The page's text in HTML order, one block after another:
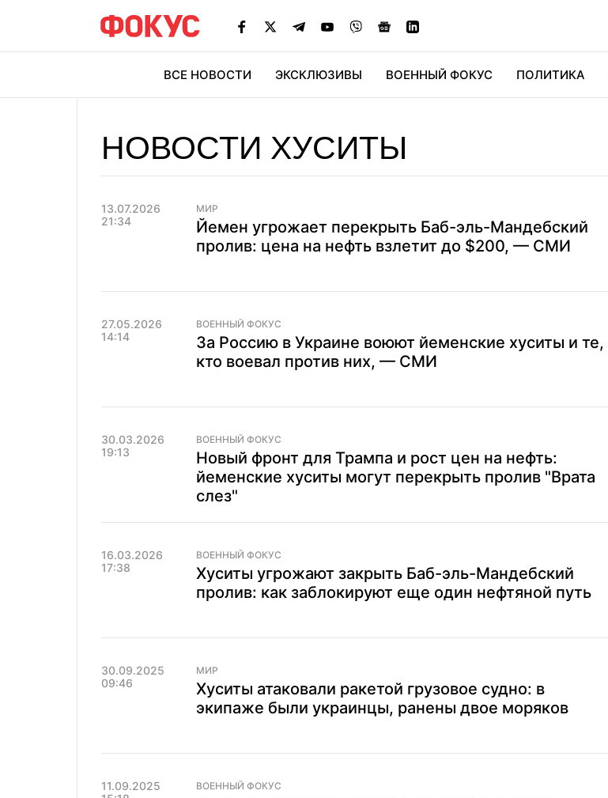
ВСЕ НОВОСТИ ЭКСКЛЮЗИВЫ ВОЕННЫЙ ФОКУС ПОЛИТИКА
НОВОСТИ ХУСИТЫ
13.07.2026
21:34
МИР
Йемен угрожает перекрыть Баб-эль-Мандебский
пролив: цена на нефть взлетит до $200, — СМИ
27.05.2026
14:14
ВОЕННЫЙ ФОКУС
За Россию в Украине воюют йеменские хуситы и те,
кто воевал против них, — СМИ
30.03.2026
19:13
ВОЕННЫЙ ФОКУС
Новый фронт для Трампа и рост цен на нефть:
йеменские хуситы могут перекрыть пролив "Врата
слез"
16.03.2026
17:38
ВОЕННЫЙ ФОКУС
Хуситы угрожают закрыть Баб-эль-Мандебский
пролив: как заблокируют еще один нефтяной путь
30.09.2025
09:46
МИР
Хуситы атаковали ракетой грузовое судно: в
экипаже были украинцы, ранены двое моряков
11.09.2025
ВОЕННЫЙ ФОКУС